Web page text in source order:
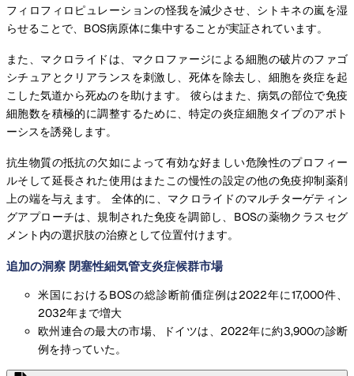
フィロフィロピュレーションの怪我を減少させ、シトキネの嵐を湿
らせることで、BOS病原体に集中することが実証されています。
また、マクロライドは、マクロファージによる細胞の破片のファゴ
シチュアとクリアランスを刺激し、死体を除去し、細胞を炎症を起
こした気道から死ぬのを助けます。 彼らはまた、病気の部位で免疫
細胞数を積極的に調整するために、特定の炎症細胞タイプのアポト
ーシスを誘発します。
抗生物質の抵抗の欠如によって有効な好ましい危険性のプロフィー
ルそして延長された使用はまたこの慢性の設定の他の免疫抑制薬剤
上の端を与えます。 全体的に、マクロライドのマルチターゲティン
グアプローチは、規制された免疫を調節し、BOSの薬物クラスセグ
メント内の選択肢の治療として位置付けます。
追加の洞察 閉塞性細気管支炎症候群市場
米国におけるBOSの総診断前価症例は2022年に17,000件、
2032年まで増大
欧州連合の最大の市場、ドイツは、2022年に約3,900の診断
例を持っていた。